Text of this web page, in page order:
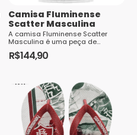
Camisa Fluminense
Scatter Masculina
A camisa Fluminense Scatter
Masculina é uma peça de
vestuário icônica que representa
o amor e o orgulho de ser torcedor
R$144,90
produto
tem
várias
variantes.